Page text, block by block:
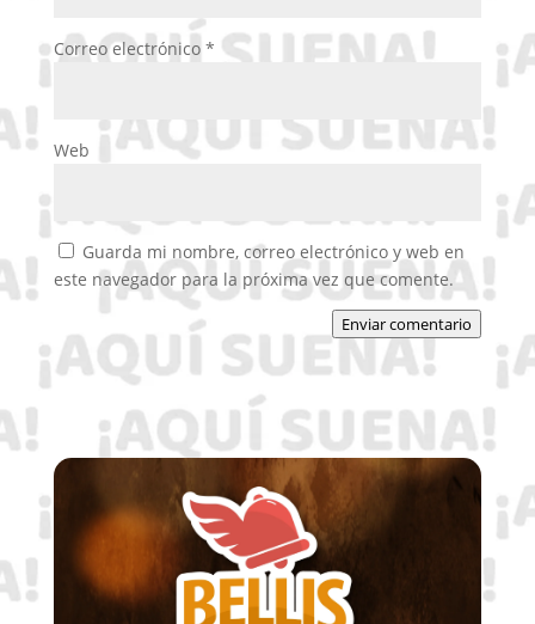
Correo electrónico *
Web
Guarda mi nombre, correo electrónico y web en
este navegador para la próxima vez que comente.
Enviar comentario